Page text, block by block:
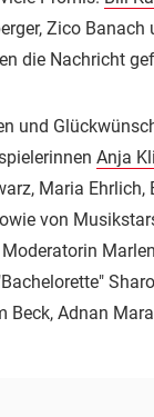
Zico Banach
die Nachricht
und
Anja
Maria Ehrlich,
von
Beck, Adnan